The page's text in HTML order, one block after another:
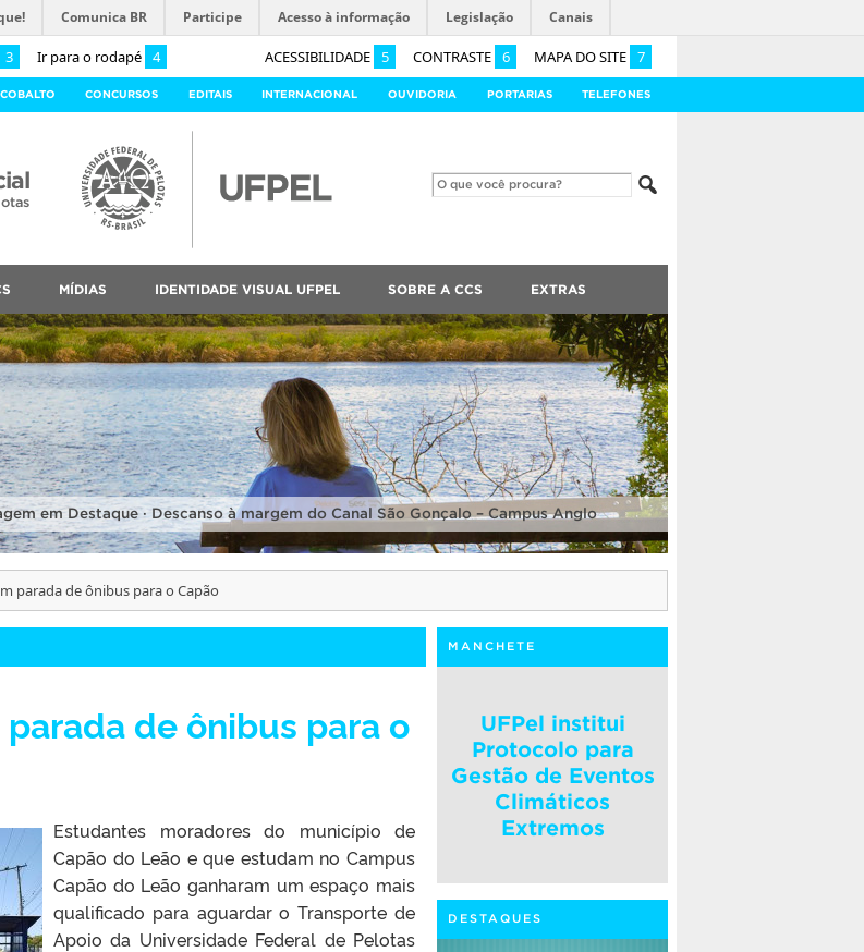
3 Ir para o rodapé 4 ACESSIBILIDADE 5 CONTRASTE 6 MAPA DO SITE 7
Comunica BR Participe Acesso à informação Legislação Canais
COBALTO CONCURSOS EDITAIS INTERNACIONAL OUVIDORIA PORTARIAS TELEFONES
MÍDIAS IDENTIDADE VISUAL UFPEL SOBRE A CCS EXTRAS
em Destaque · Descanso à margem do Canal São Gonçalo – Campus Anglo
parada de ônibus para o Capão
de ônibus para o
Estudantes moradores do município de
Capão do Leão e que estudam no Campus
Capão do Leão ganharam um espaço mais
qualificado para aguardar o Transporte de
Apoio da Universidade Federal de Pelotas
MANCHETE
UFPel institui
Protocolo para
Gestão de Eventos
Climáticos
Extremos
DESTAQUES